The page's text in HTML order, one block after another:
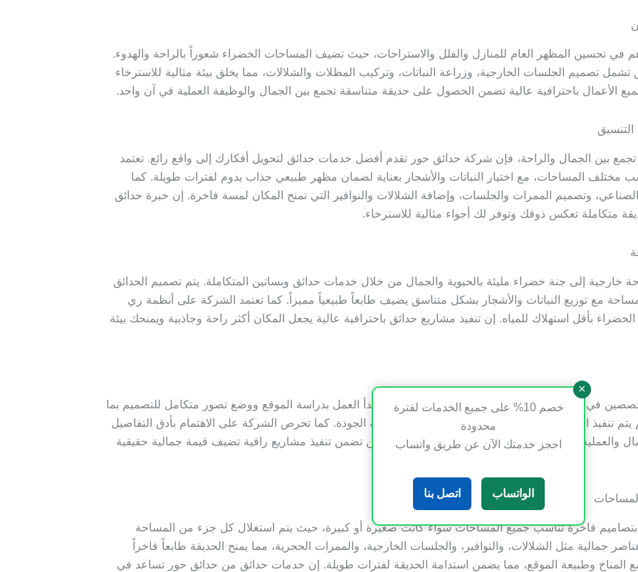
في تحسين المظهر العام للمنازل والفلل والاستراحات، حيث تضيف المساحات الخضراء شعوراً بالراحة والهدوء.
تصميم الجلسات الخارجية، وزراعة النباتات، وتركيب المظلات والشلالات، مما يخلق بيئة مثالية للاسترخاء
الأعمال باحترافية عالية تضمن الحصول على حديقة متناسقة تجمع بين الجمال والوظيفة العملية في آن واحد.
بين الجمال والراحة، فإن شركة حدائق حور تقدم أفضل خدمات حدائق لتحويل أفكارك إلى واقع رائع. تعتمد
مختلف المساحات، مع اختيار النباتات والأشجار بعناية لضمان مظهر طبيعي جذاب يدوم لفترات طويلة. كما
وتصميم الممرات والجلسات، وإضافة الشلالات والنوافير التي تمنح المكان لمسة فاخرة. إن خبرة حدائق
تعكس ذوقك وتوفر لك أجواء مثالية للاسترخاء.
إلى جنة خضراء مليئة بالحيوية والجمال من خلال خدمات حدائق وبساتين المتكاملة. يتم تصميم الحدائق
مع توزيع النباتات والأشجار بشكل متناسق يضيف طابعاً طبيعياً مميزاً. كما تعتمد الشركة على أنظمة ري
بأقل استهلاك للمياه. إن تنفيذ مشاريع حدائق باحترافية عالية يجعل المكان أكثر راحة وجاذبية ويمنحك بيئة
في حدائق وفق أعلى معايير الجودة والاحترافية. يبدأ العمل بدراسة الموقع ووضع تصور متكامل للتصميم بما
تنفيذ المشروع باستخدام أفضل المواد والنباتات عالية الجودة. كما تحرص الشركة على الاهتمام بأدق التفاصيل
والعملية. إن خبرة فريق حدائق حور في حدائق وبساتين تضمن تنفيذ مشاريع راقية تضيف قيمة جمالية حقيقية
فاخرة تناسب جميع المساحات سواء كانت صغيرة أو كبيرة، حيث يتم استغلال كل جزء من المساحة
جمالية مثل الشلالات، والنوافير، والجلسات الخارجية، والممرات الحجرية، مما يمنح الحديقة طابعاً فاخراً
مع المناخ وطبيعة الموقع، مما يضمن استدامة الحديقة لفترات طويلة. إن خدمات حدائق من حدائق حور تساعد في
×
خصم 10% على جميع الخدمات لفترة
محدودة
احجز خدمتك الآن عن طريق واتساب
الواتساب اتصل بنا